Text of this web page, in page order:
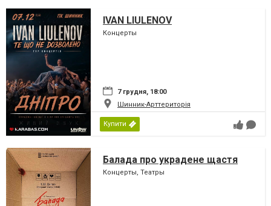
IVAN LIULENOV
Концерты
7 грудня, 18:00
Шинник-Арттериторія
Купити
Балада про украдене щастя
Концерты, Театры